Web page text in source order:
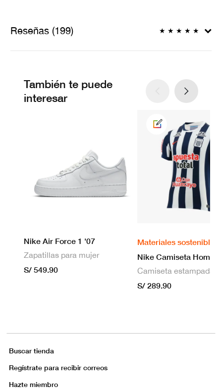
Reseñas (199) ★ ★ ★ ★ ★
También te puede
interesar
Nike Air Force 1 '07
Zapatillas para mujer
S/ 549.90
Materiales sostenibles
S/ 289.90
Buscar tienda
Regístrate para recibir correos
Hazte miembro